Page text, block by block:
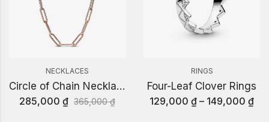
NECKLACES
Circle of Chain Necklace
285,000 ₫ 365,000₫
RINGS
Four-Leaf Clover Rings
129,000 ₫ – 149,000 ₫